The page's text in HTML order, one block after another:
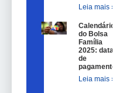
Leia mais »
Calendário
do Bolsa
Família
2025: datas
de
pagamento.
Leia mais »